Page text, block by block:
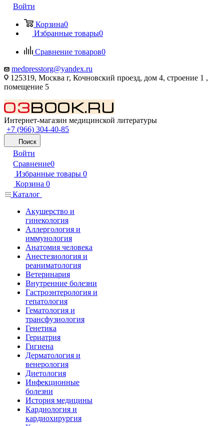
Войти
Корзина0
Избранные товары0
Сравнение товаров0
medpresstorg@yandex.ru
125319, Москва г, Кочновский проезд, дом 4, строение 1 ,
помещение 5
Интернет-магазин медицинской литературы
+7 (966) 304-40-85
Поиск
Войти
Сравнение0
Избранные товары 0
Корзина 0
Каталог
Акушерство и
гинекология
Аллергология и
иммунология
Анатомия человека
Анестезиология и
реаниматология
Ветеринария
Внутренние болезни
Гастроэнтерология и
гепатология
Гематология и
трансфузиология
Генетика
Гериатрия
Гигиена
Дерматология и
венерология
Диетология
Инфекционные
болезни
История медицины
Кардиология и
кардиохирургия